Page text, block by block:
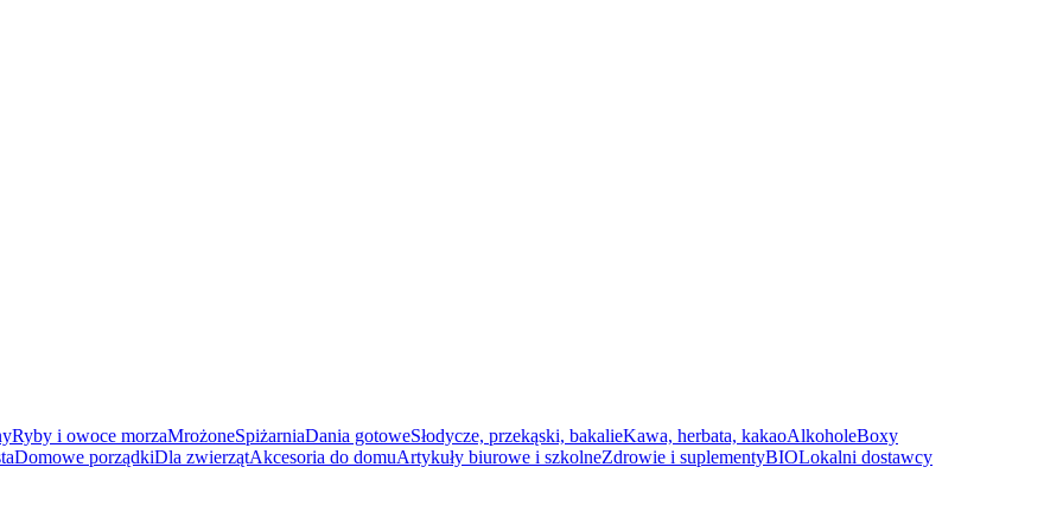
Ryby i owoce morzaMrożoneSpiżarniaDania gotoweSłodycze, przekąski, bakalieKawa, herbata, kakaoAlkoholeBoxy
Domowe porządkiDla zwierzątAkcesoria do domuArtykuły biurowe i szkolneZdrowie i suplementyBIOLokalni dostawcy